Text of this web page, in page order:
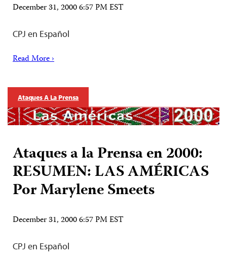
December 31, 2000 6:57 PM EST
CPJ en Español
Read More ›
Ataques A La Prensa
Ataques a la Prensa en 2000:
RESUMEN: LAS AMÉRICAS
Por Marylene Smeets
December 31, 2000 6:57 PM EST
CPJ en Español